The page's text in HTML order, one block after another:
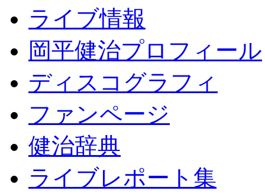
ライブ情報
岡平健治プロフィール
ディスコグラフィ
ファンページ
健治辞典
ライブレポート集